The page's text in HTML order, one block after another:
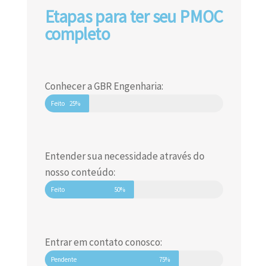
Etapas para ter seu PMOC
completo
Conhecer a GBR Engenharia:
Feito 25%
Entender sua necessidade através do
nosso conteúdo:
Feito 50%
Entrar em contato conosco:
Pendente 75%